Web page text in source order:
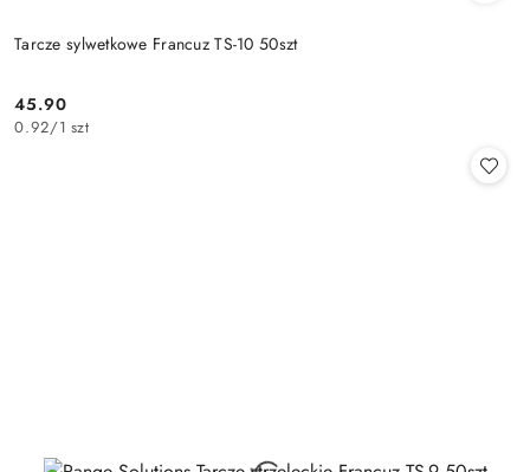
Tarcze sylwetkowe Francuz TS-10 50szt
Cena:
45.90
0.92/1 szt